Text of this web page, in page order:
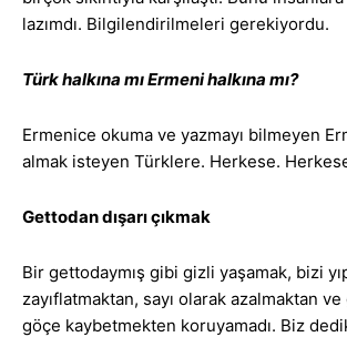
lazımdı. Bilgilendirilmeleri gerekiyordu.
Türk halkına mı Ermeni halkına mı?
Ermenice okuma ve yazmayı bilmeyen
almak isteyen Türklere. Herkese.
Gettodan dışarı çıkmak
Bir gettodaymış gibi gizli yaşamak, bizi
zayıflatmaktan, sayı olarak azalmaktan
göçe kaybetmekten koruyamadı. Biz